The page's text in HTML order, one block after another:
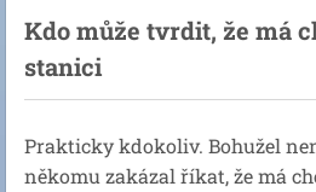
Kdo může tvrdit, že má
stanici
Prakticky kdokoliv. Bohužel
někomu zakázal říkat, že má